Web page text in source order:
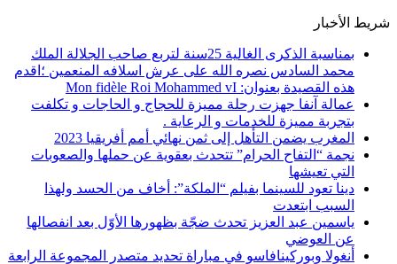
شريط الأخبار
بمناسبة الذكرى الغالية 25سنة لتربع صاحب الجلالة الملك
محمد السادس نصره الله على عرش اسلافه المنعمين ؛اقدم
هذه القصيدة بعنوان: Mon fidèle Roi Mohammed vI
عمالة آنفا جهزت رحلة مميزة للحجاج و الحاجات و تكلفت
بتجربة مميزة للخدمات و الرعاية .
المغرب يضمن التأهل إلى ثمن نهائي أمم أفريقيا 2023
نجمة “التفاح الحرام” تتحدث بعقوية عن حملها والصعوبات
التي تعيشها
دينا تعود للسينما بفيلم “الملكة”: أخاف من الحسد ولهذا
السبب ابتعدت
ياسمين عبد العزيز تحدث ضجّة بظهورها الأوّل بعد انفصالها
عن العوضي
أنغولا وبوركينافاسو في مباراة تحديد متصدر المجموعة الرابعة